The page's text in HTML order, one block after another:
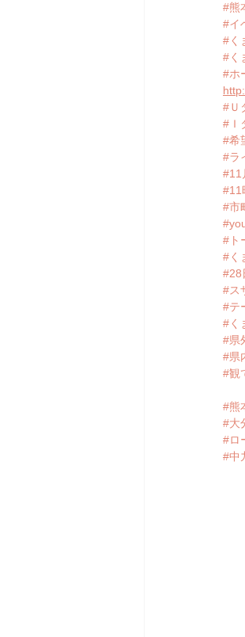
#熊
#イ
#く
#く
#ホ
#Ｕ
#Ｉ
#希
#ラ
#11
#11
#市
#ト
#く
#28
#ス
#テ
#く
#県
#県
#観
#熊
#大
#ロ
#中